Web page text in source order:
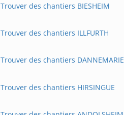
Trouver des chantiers BIESHEIM
Trouver des chantiers ILLFURTH
Trouver des chantiers DANNEMARIE
Trouver des chantiers HIRSINGUE